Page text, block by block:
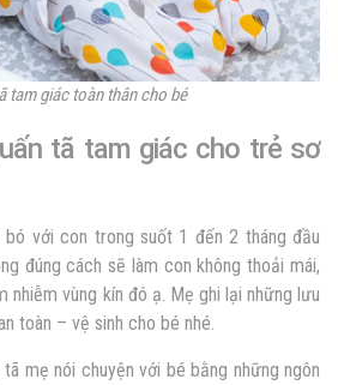
tam giác toàn thân cho bé
tã tam giác cho trẻ sơ
với con trong suốt 1 đến 2 tháng đầu
đúng cách sẽ làm con không thoải mái,
nhiễm vùng kín đó ạ. Mẹ ghi lại những lưu
toàn – vệ sinh cho bé nhé.
mẹ nói chuyện với bé bằng những ngôn